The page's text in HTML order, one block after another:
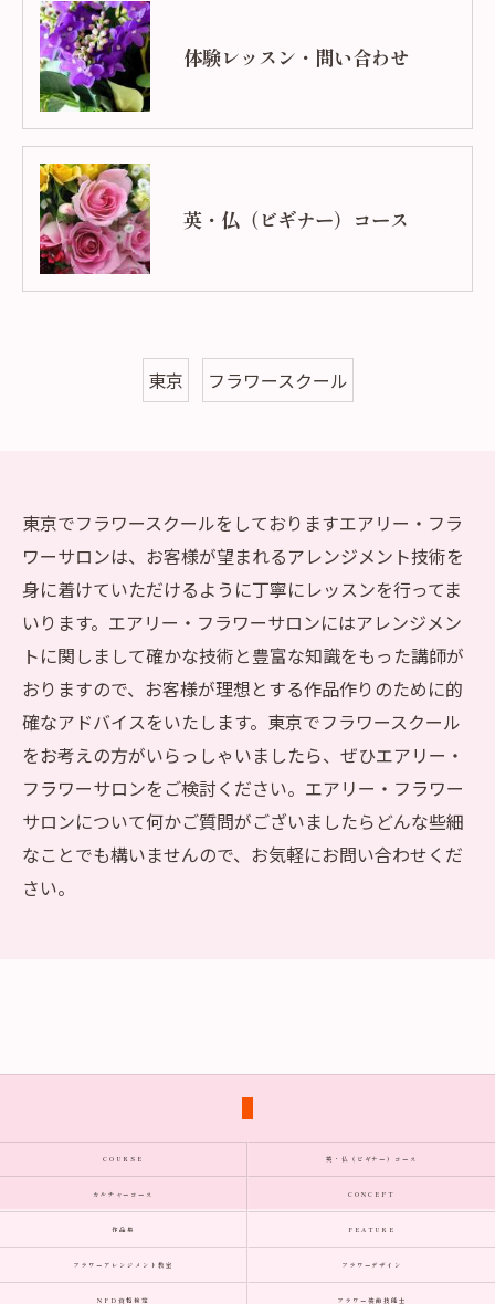
体験レッスン・問い合わせ
英・仏（ビギナー）コース
東京 フラワースクール
東京でフラワースクールをしておりますエアリー・フラ
ワーサロンは、お客様が望まれるアレンジメント技術を
身に着けていただけるように丁寧にレッスンを行ってま
いります。エアリー・フラワーサロンにはアレンジメン
トに関しまして確かな技術と豊富な知識をもった講師が
おりますので、お客様が理想とする作品作りのために的
確なアドバイスをいたします。東京でフラワースクール
をお考えの方がいらっしゃいましたら、ぜひエアリー・
フラワーサロンをご検討ください。エアリー・フラワー
サロンについて何かご質問がございましたらどんな些細
なことでも構いませんので、お気軽にお問い合わせくだ
さい。
COURSE 英・仏（ビギナー）コース
カルチャーコース CONCEPT
作品集 FEATURE
フラワーアレンジメント教室 フラワーデザイン
NFD資格検定 フラワー装飾技能士